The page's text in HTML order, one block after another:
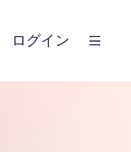
ログイン